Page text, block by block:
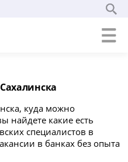
куда можно
найдете какие есть
специалистов в
в банках без опыта